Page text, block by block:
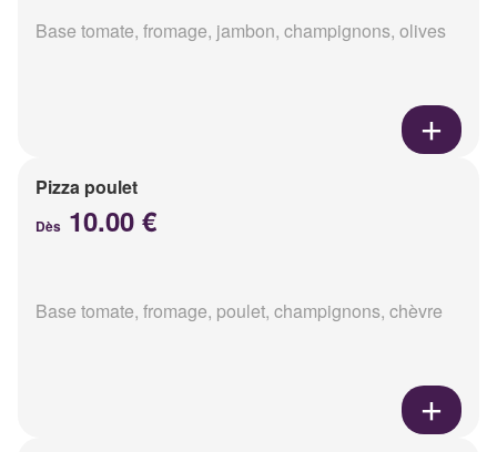
Base tomate, fromage, jambon, champignons, olives
Pizza poulet
Dès 10.00 €
Base tomate, fromage, poulet, champignons, chèvre